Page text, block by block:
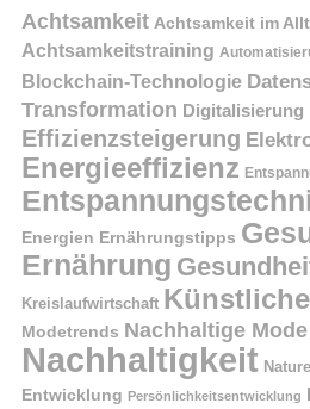
Achtsamkeit Achtsamkeit im
Achtsamkeitstraining
Blockchain-Technologie
Transformation Digitalisierung
Effizienzsteigerung
Energieeffizienz
Energien Ernährungstipps
Ernährung
Kreislaufwirtschaft
Modetrends Nachhaltige Mode
Nachhaltigkeit
Entwicklung Persönlichkeitsentwicklung